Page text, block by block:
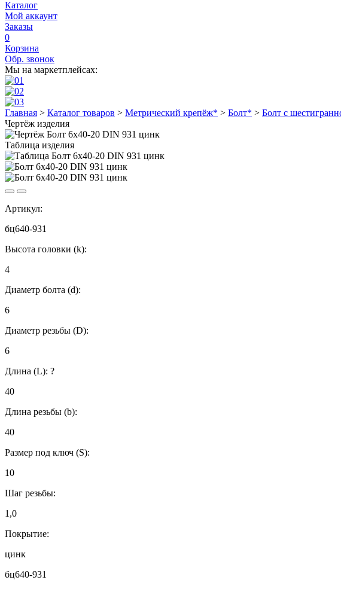
Каталог
Мой аккаунт
Заказы
0
Корзина
Обр. звонок
Мы на маркетплейсах:
Главная > Каталог товаров > Метрический крепёж* > Болт* > Болт с
Чертёж изделия
Таблица изделия
Артикул:
бц640-931
Высота головки (k):
4
Диаметр болта (d):
6
Диаметр резьбы (D):
6
Длина (L): ?
40
Длина резьбы (b):
40
Размер под ключ (S):
10
Шаг резьбы:
1,0
Покрытие:
цинк
бц640-931